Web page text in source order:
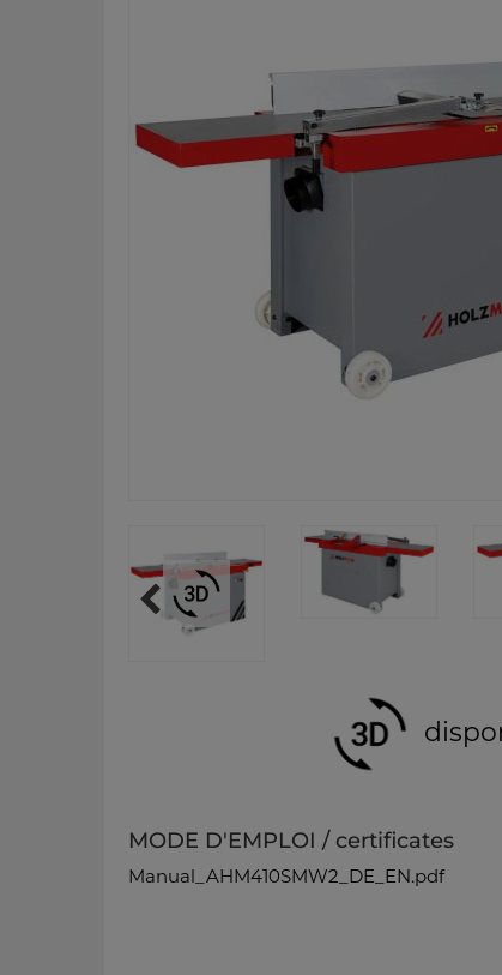
MODE D'EMPLOI / certificates
Manual_AHM410SMW2_DE_EN.pdf